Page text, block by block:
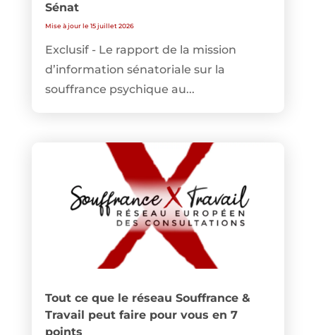
Sénat
Mise à jour le 15 juillet 2026
Exclusif - Le rapport de la mission
d’information sénatoriale sur la
souffrance psychique au...
Tout ce que le réseau Souffrance &
Travail peut faire pour vous en 7
points